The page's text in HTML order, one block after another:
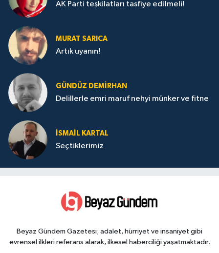
AK Parti teşkilatları tasfiye edilmeli!
MURAT SARICA
Artık uyanın!
GÜNDÜZ DEMIRHAN
Delillerle emri maruf nehyi münker ve fitne
İSMAIL KARTAL
Seçtiklerimiz
Beyaz Gündem Gazetesi; adalet, hürriyet ve insaniyet gibi
evrensel ilkleri referans alarak, ilkesel haberciliği yaşatmaktadır.